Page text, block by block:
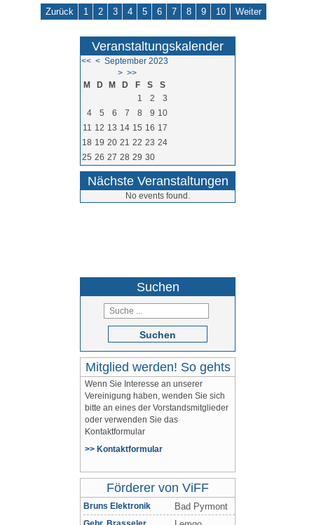
Zurück
1 2 3 4 5 6 7 8 9 10 Weiter
Veranstaltungskalender
<< < September 2023
> >>
M
D M D F S
S
1
2
3
4
5 6 7 8 9 10
11 12 13 14 15 16 17
18 19 20 21 22 23 24
25 26 27 28 29 30
Nächste Veranstaltungen
No events found.
Suchen
Suchen
Mitglied werden! So gehts
Wenn Sie Interesse an unserer
Vereinigung haben, wenden Sie sich
bitte an eines der Vorstandsmitglieder
oder verwenden Sie das
Kontaktformular
>> Kontaktformular
Förderer von ViFF
Bruns Elektronik Bad Pyrmont